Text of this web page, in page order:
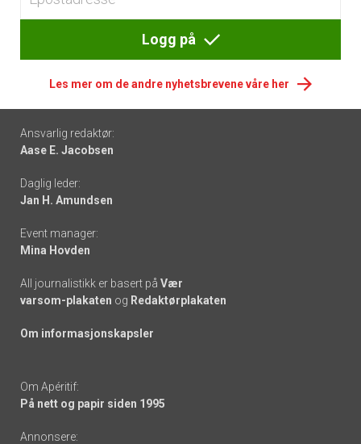
Logg på
Les mer om de andre nyhetsbrevene våre her
Footer
-
links
Ansvarlig redaktør:
Aase E. Jacobsen
Daglig leder:
Jan H. Amundsen
Event manager:
Mina Hovden
All journalistikk er basert på Vær
varsom-plakaten og Redaktørplakaten
Om informasjonskapsler
Om Apéritif:
På nett og papir siden 1995
Annonsere: